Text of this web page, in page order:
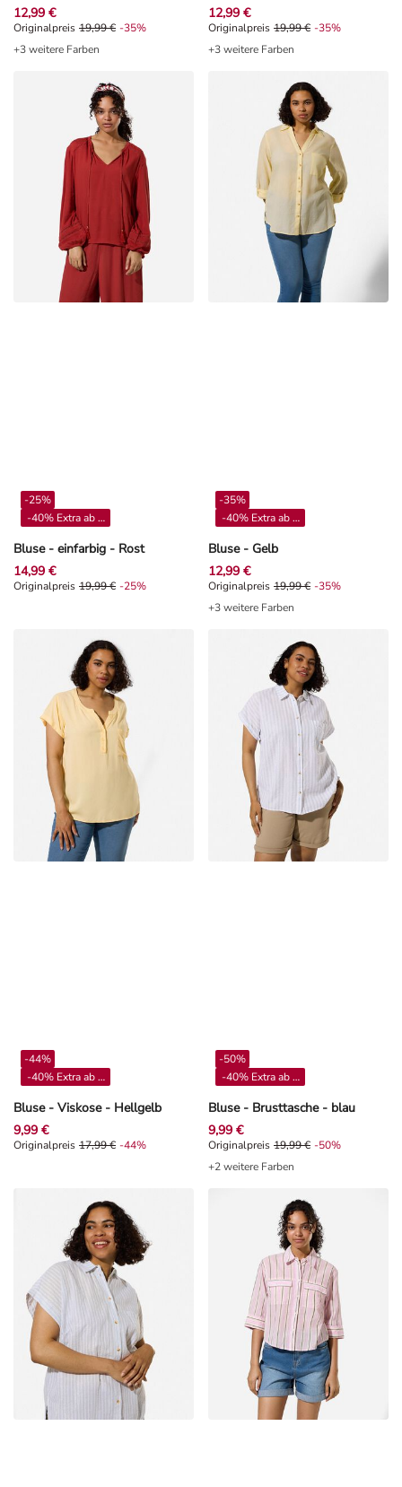
12,99 €
Originalpreis 19,99 €, Rabat -35%
Originalpreis 19,99 € -35%
+3 weitere Farben
12,99 €
Originalpreis 19,99 €, Rabat -35%
Originalpreis 19,99 € -35%
+3 weitere Farben
Bluse - einfarbig - Rost
-25%
-40% Extra ab 4**
14,99 €
Originalpreis 19,99 €, Rabat -25%
Originalpreis 19,99 € -25%
Bluse - Gelb
-35%
-40% Extra ab 4**
12,99 €
Originalpreis 19,99 €, Rabat -35%
Originalpreis 19,99 € -35%
+3 weitere Farben
Bluse - Viskose - Hellgelb
-44%
-40% Extra ab 4**
9,99 €
Originalpreis 17,99 €, Rabat -44%
Originalpreis 17,99 € -44%
Bluse - Brusttasche - blau
-50%
-40% Extra ab 4**
9,99 €
Originalpreis 19,99 €, Rabat -50%
Originalpreis 19,99 € -50%
+2 weitere Farben